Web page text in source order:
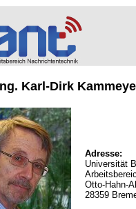
Karl-Dirk
Adresse:
Universität
Otto-Hahn-
28359